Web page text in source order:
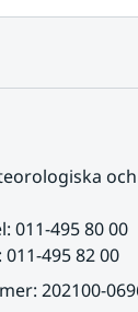
011-495 80 00
495 82 00
202100-